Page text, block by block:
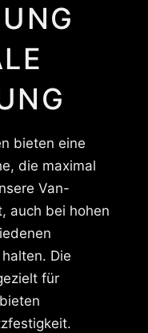
bieten eine
die maximal
Van-
auch bei hohen
Die
für